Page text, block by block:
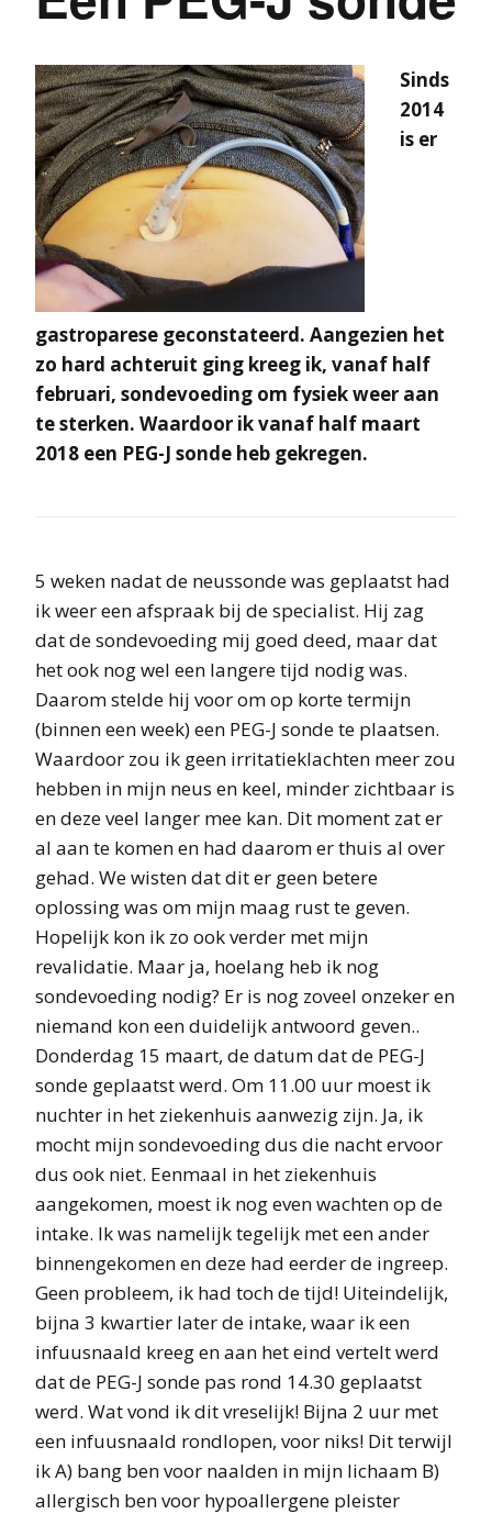
Sinds
2014
is er
gastroparese geconstateerd. Aangezien het
zo hard achteruit ging kreeg ik, vanaf half
februari, sondevoeding om fysiek weer aan
te sterken. Waardoor ik vanaf half maart
2018 een PEG-J sonde heb gekregen.
5 weken nadat de neussonde was geplaatst had
ik weer een afspraak bij de specialist. Hij zag
dat de sondevoeding mij goed deed, maar dat
het ook nog wel een langere tijd nodig was.
Daarom stelde hij voor om op korte termijn
(binnen een week) een PEG-J sonde te plaatsen.
Waardoor zou ik geen irritatieklachten meer zou
hebben in mijn neus en keel, minder zichtbaar is
en deze veel langer mee kan. Dit moment zat er
al aan te komen en had daarom er thuis al over
gehad. We wisten dat dit er geen betere
oplossing was om mijn maag rust te geven.
Hopelijk kon ik zo ook verder met mijn
revalidatie. Maar ja, hoelang heb ik nog
sondevoeding nodig? Er is nog zoveel onzeker en
niemand kon een duidelijk antwoord geven..
Donderdag 15 maart, de datum dat de PEG-J
sonde geplaatst werd. Om 11.00 uur moest ik
nuchter in het ziekenhuis aanwezig zijn. Ja, ik
mocht mijn sondevoeding dus die nacht ervoor
dus ook niet. Eenmaal in het ziekenhuis
aangekomen, moest ik nog even wachten op de
intake. Ik was namelijk tegelijk met een ander
binnengekomen en deze had eerder de ingreep.
Geen probleem, ik had toch de tijd! Uiteindelijk,
bijna 3 kwartier later de intake, waar ik een
infuusnaald kreeg en aan het eind vertelt werd
dat de PEG-J sonde pas rond 14.30 geplaatst
werd. Wat vond ik dit vreselijk! Bijna 2 uur met
een infuusnaald rondlopen, voor niks! Dit terwijl
ik A) bang ben voor naalden in mijn lichaam B)
allergisch ben voor hypoallergene pleister